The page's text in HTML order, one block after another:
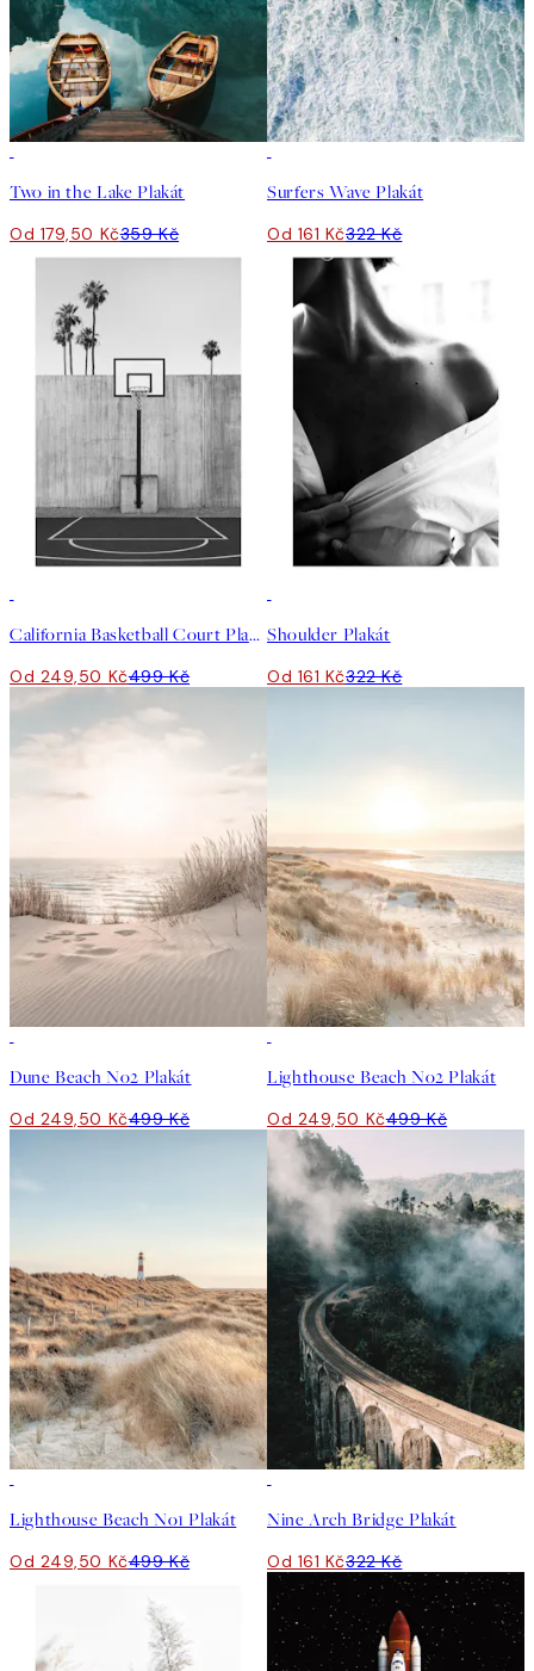
Two in the Lake Plakát
Od 179,50 Kč359 Kč
Surfers Wave Plakát
Od 161 Kč322 Kč
California Basketball Court Plakát
Od 249,50 Kč499 Kč
Shoulder Plakát
Od 161 Kč322 Kč
Dune Beach No2 Plakát
Od 249,50 Kč499 Kč
Lighthouse Beach No2 Plakát
Od 249,50 Kč499 Kč
Lighthouse Beach No1 Plakát
Od 249,50 Kč499 Kč
Nine Arch Bridge Plakát
Od 161 Kč322 Kč